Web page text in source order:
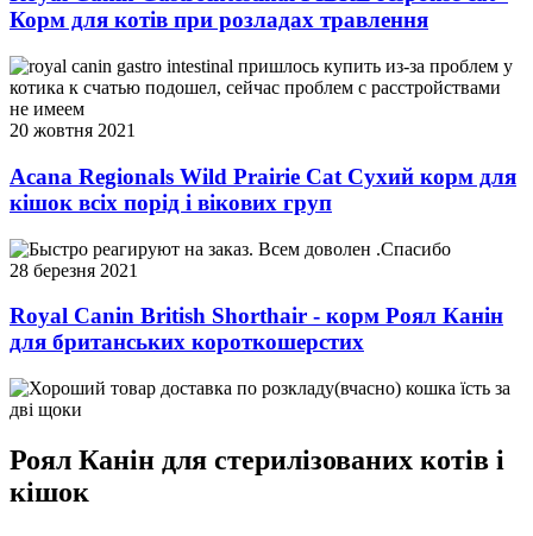
Корм для котів при розладах травлення
royal canin gastro intestinal пришлось купить из-за проблем у
котика к счатью подошел, сейчас проблем с расстройствами
не имеем
20 жовтня 2021
Acana Regionals Wild Prairie Cat Сухий корм для
кішок всіх порід і вікових груп
Быстро реагируют на заказ. Всем доволен .Спасибо
28 березня 2021
Royal Canin British Shorthair - корм Роял Канін
для британських короткошерстих
Хороший товар доставка по розкладу(вчасно) кошка їсть за
дві щоки
Роял Канін для стерилізованих котів і
кішок